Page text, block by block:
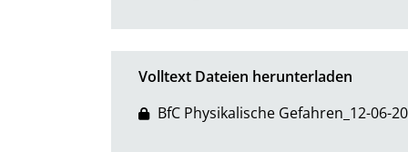
Volltext Dateien herunterladen
BfC Physikalische Gefahren_12-06-